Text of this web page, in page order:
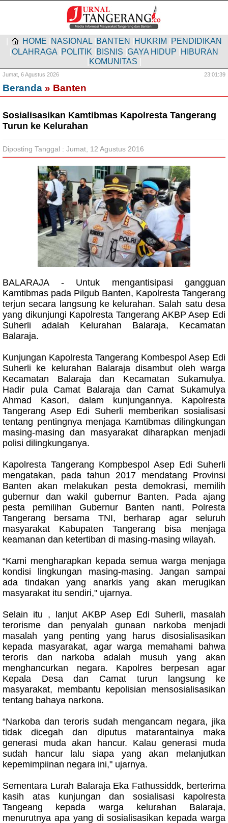
HOME NASIONAL BANTEN HUKRIM PENDIDIKAN
OLAHRAGA POLITIK BISNIS GAYA HIDUP HIBURAN
KOMUNITAS
Jumat, 6 Agustus 2026 23:01:40
Beranda » Banten
Sosialisasikan Kamtibmas Kapolresta Tangerang
Turun ke Kelurahan
Diposting Tanggal : Jumat, 12 Agustus 2016
BALARAJA - Untuk mengantisipasi gangguan
Kamtibmas pada Pilgub Banten, Kapolresta Tangerang
terjun secara langsung ke kelurahan. Salah satu desa
yang dikunjungi Kapolresta Tangerang AKBP Asep Edi
Suherli adalah Kelurahan Balaraja, Kecamatan
Balaraja.
Kunjungan Kapolresta Tangerang Kombespol Asep Edi
Suherli ke kelurahan Balaraja disambut oleh warga
Kecamatan Balaraja dan Kecamatan Sukamulya.
Hadir pula Camat Balaraja dan Camat Sukamulya
Ahmad Kasori, dalam kunjungannya. Kapolresta
Tangerang Asep Edi Suherli memberikan sosialisasi
tentang pentingnya menjaga Kamtibmas dilingkungan
masing-masing dan masyarakat diharapkan menjadi
polisi dilingkunganya.
Kapolresta Tangerang Kompbespol Asep Edi Suherli
mengatakan, pada tahun 2017 mendatang Provinsi
Banten akan melakukan pesta demokrasi, memilih
gubernur dan wakil gubernur Banten. Pada ajang
pesta pemilihan Gubernur Banten nanti, Polresta
Tangerang bersama TNI, berharap agar seluruh
masyarakat Kabupaten Tangerang bisa menjaga
keamanan dan ketertiban di masing-masing wilayah.
“Kami mengharapkan kepada semua warga menjaga
kondisi lingkungan masing-masing. Jangan sampai
ada tindakan yang anarkis yang akan merugikan
masyarakat itu sendiri," ujarnya.
Selain itu , lanjut AKBP Asep Edi Suherli, masalah
terorisme dan penyalah gunaan narkoba menjadi
masalah yang penting yang harus disosialisasikan
kepada masyarakat, agar warga memahami bahwa
teroris dan narkoba adalah musuh yang akan
menghancurkan negara. Kapolres berpesan agar
Kepala Desa dan Camat turun langsung ke
masyarakat, membantu kepolisian mensosialisasikan
tentang bahaya narkona.
“Narkoba dan teroris sudah mengancam negara, jika
tidak dicegah dan diputus matarantainya maka
generasi muda akan hancur. Kalau generasi muda
sudah hancur lalu siapa yang akan melanjutkan
kepemimpiinan negara ini," ujarnya.
Sementara Lurah Balaraja Eka Fathussiddk, berterima
kasih atas kunjungan dan sosialisasi kapolresta
Tangeang kepada warga kelurahan Balaraja,
menurutnya apa yang di sosialisasikan kepada warga